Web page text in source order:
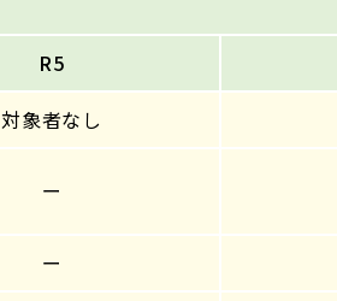
R5
対象者なし
ー
ー